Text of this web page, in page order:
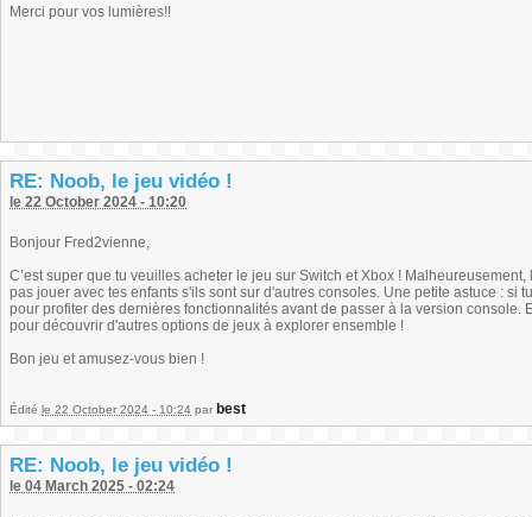
Merci pour vos lumières!!
RE: Noob, le jeu vidéo !
le 22 October 2024 - 10:20
Bonjour Fred2vienne,
C’est super que tu veuilles acheter le jeu sur Switch et Xbox !
pas jouer avec tes enfants s'ils sont sur d'autres consoles. Une petite astuce : si
pour profiter des dernières fonctionnalités avant de passer à la version console.
pour découvrir d'autres options de jeux à explorer ensemble !
Bon jeu et amusez-vous bien !
Édité le 22 October 2024 - 10:24 par best
RE: Noob, le jeu vidéo !
le 04 March 2025 - 02:24